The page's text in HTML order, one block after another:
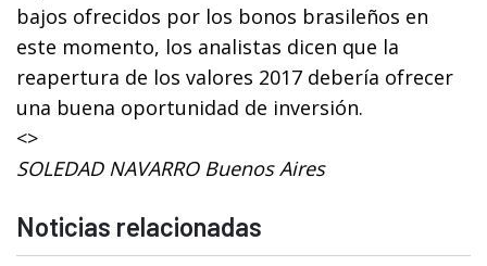
bajos ofrecidos por los bonos brasileños en
este momento, los analistas dicen que la
reapertura de los valores 2017 debería ofrecer
una buena oportunidad de inversión.
<>
SOLEDAD NAVARRO Buenos Aires
Noticias relacionadas